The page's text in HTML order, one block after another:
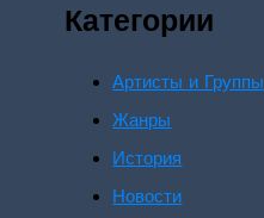
Категории
Артисты и Группы
Жанры
История
Новости